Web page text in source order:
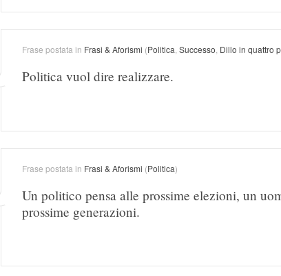
Frase postata in Frasi & Aforismi (Politica Successo Dillo in quattro
Politica vuol dire realizzare.
Frase postata in Frasi & Aforismi (Politica)
Un politico pensa alle prossime elezioni, un
prossime generazioni.